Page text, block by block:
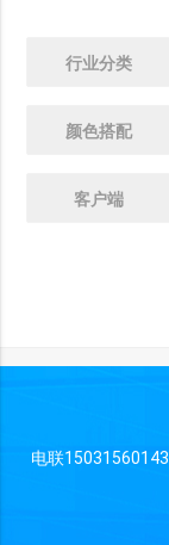
行业分类
颜色搭配
客户端
电联